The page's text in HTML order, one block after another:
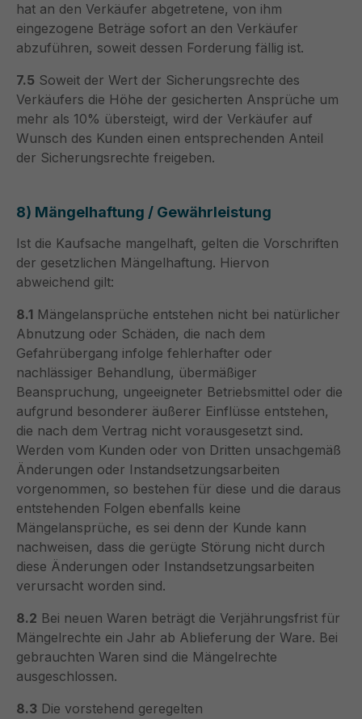
hat an den Verkäufer abgetretene, von ihm
eingezogene Beträge sofort an den Verkäufer
abzuführen, soweit dessen Forderung fällig ist.
7.5 Soweit der Wert der Sicherungsrechte des
Verkäufers die Höhe der gesicherten Ansprüche um
mehr als 10% übersteigt, wird der Verkäufer auf
Wunsch des Kunden einen entsprechenden Anteil
der Sicherungsrechte freigeben.
8) Mängelhaftung / Gewährleistung
Ist die Kaufsache mangelhaft, gelten die Vorschriften
der gesetzlichen Mängelhaftung. Hiervon
abweichend gilt:
8.1 Mängelansprüche entstehen nicht bei natürlicher
Abnutzung oder Schäden, die nach dem
Gefahrübergang infolge fehlerhafter oder
nachlässiger Behandlung, übermäßiger
Beanspruchung, ungeeigneter Betriebsmittel oder die
aufgrund besonderer äußerer Einflüsse entstehen,
die nach dem Vertrag nicht vorausgesetzt sind.
Werden vom Kunden oder von Dritten unsachgemäß
Änderungen oder Instandsetzungsarbeiten
vorgenommen, so bestehen für diese und die daraus
entstehenden Folgen ebenfalls keine
Mängelansprüche, es sei denn der Kunde kann
nachweisen, dass die gerügte Störung nicht durch
diese Änderungen oder Instandsetzungsarbeiten
verursacht worden sind.
8.2 Bei neuen Waren beträgt die Verjährungsfrist für
Mängelrechte ein Jahr ab Ablieferung der Ware. Bei
gebrauchten Waren sind die Mängelrechte
ausgeschlossen.
8.3 Die vorstehend geregelten